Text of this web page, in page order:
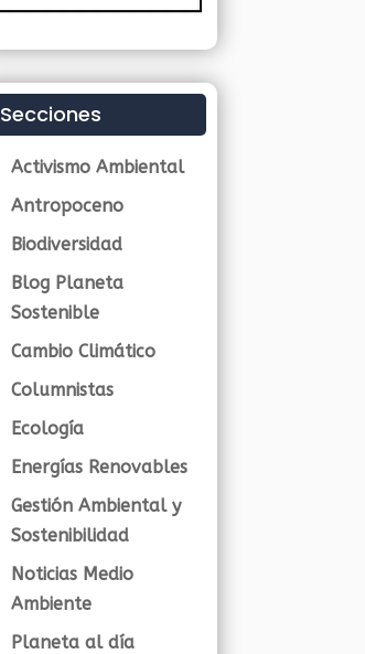
Secciones
Activismo Ambiental
Antropoceno
Biodiversidad
Blog Planeta
Sostenible
Cambio Climático
Columnistas
Ecología
Energías Renovables
Gestión Ambiental y
Sostenibilidad
Noticias Medio
Ambiente
Planeta al día